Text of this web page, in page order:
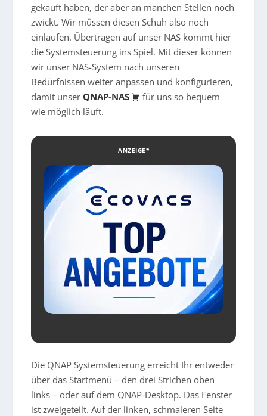
gekauft haben, der aber an manchen Stellen noch
zwickt. Wir müssen diesen Schuh also noch
einlaufen. Übertragen auf unser NAS kommt hier
die Systemsteuerung ins Spiel. Mit dieser können
wir unser NAS-System nach unseren
Bedürfnissen weiter anpassen und konfigurieren,
damit unser QNAP-NAS
für uns so bequem
wie möglich läuft.
ANZEIGE*
Die QNAP Systemsteuerung erreicht Ihr entweder
über das Startmenü – den drei Strichen oben
links – oder auf dem QNAP-Desktop. Das Fenster
ist zweigeteilt. Auf der linken, schmaleren Seite